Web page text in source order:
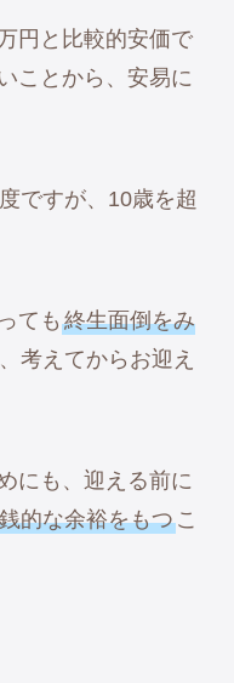
円と比較的安価で
ことから、安易に
ですが、10歳を超
ても 終生面倒をみ
考えてからお迎え
にも、迎える前に
的な余裕をもつこ